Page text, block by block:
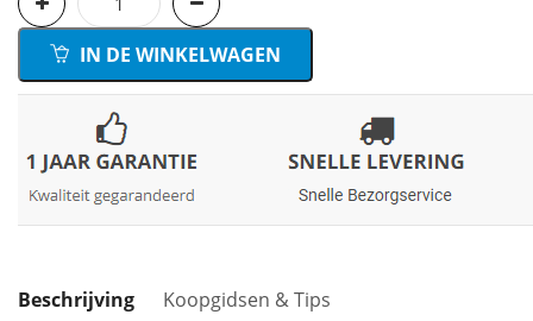
IN DE WINKELWAGEN
Beschrijving Koopgidsen & Tips